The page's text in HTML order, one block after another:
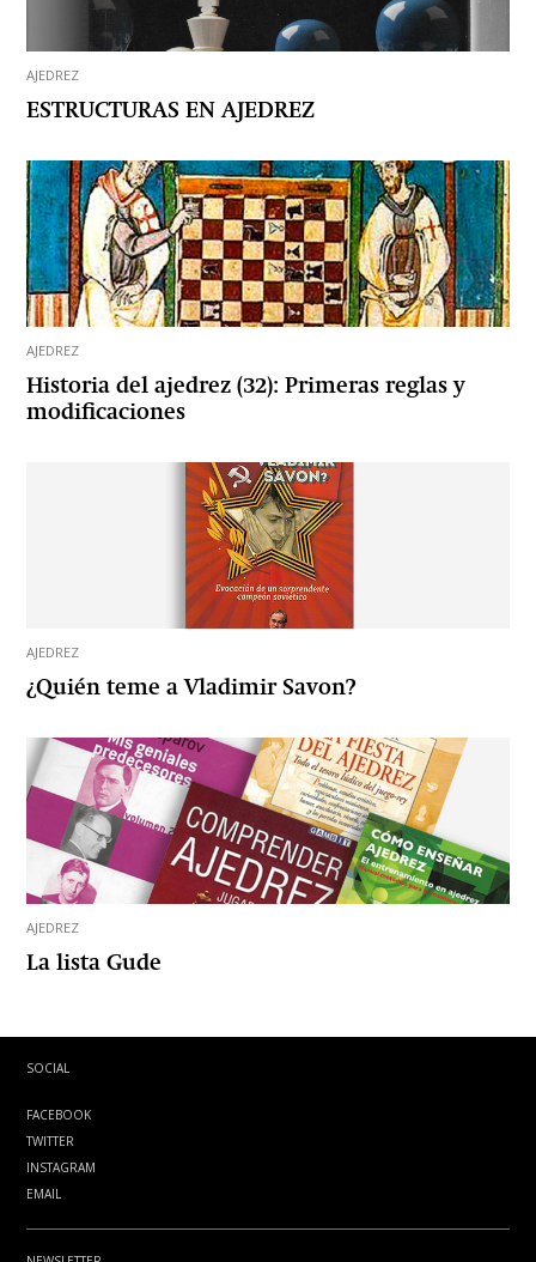
AJEDREZ
ESTRUCTURAS EN AJEDREZ
AJEDREZ
Historia del ajedrez (32): Primeras reglas y
modificaciones
AJEDREZ
¿Quién teme a Vladimir Savon?
AJEDREZ
La lista Gude
SOCIAL
FACEBOOK
TWITTER
INSTAGRAM
EMAIL